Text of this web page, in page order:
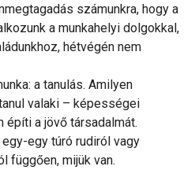
számunkra, hogy a
a munkahelyi dolgokkal,
hétvégén nem
a tanulás. Amilyen
valaki – képességei
építi a jövő társadalmát.
egy túró rudiról vagy
függően, mijük van.